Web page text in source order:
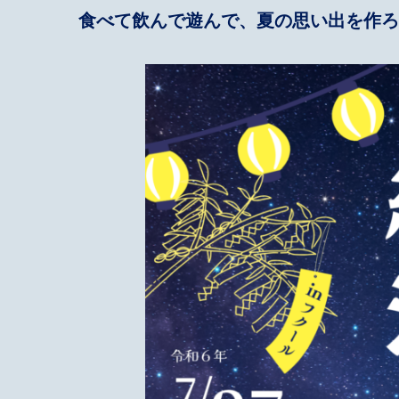
食べて飲んで遊んで、夏の思い出を作